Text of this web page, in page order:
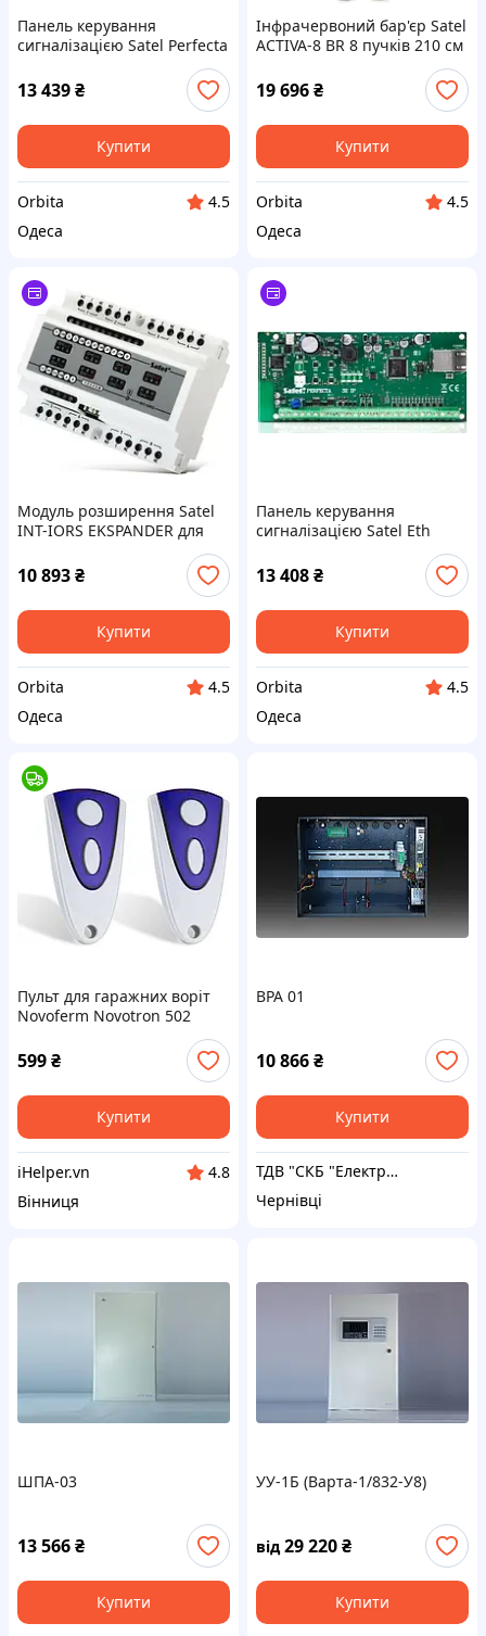
Панель керування
сигналізацією Satel Perfecta
13 439₴
Купити
Orbita
4.5
Одеса
Інфрачервоний бар'єр Satel
ACTIVA-8 BR 8 пучків 210 см
19 696₴
Купити
Orbita
4.5
Одеса
Модуль розширення Satel
INT-IORS EKSPANDER для
10 893₴
Купити
Orbita
4.5
Одеса
Панель керування
сигналізацією Satel Eth
13 408₴
Купити
Orbita
4.5
Одеса
Пульт для гаражних воріт
Novoferm Novotron 502
MAX43-2, 512 MIX43-2 (2 шт)
599₴
Купити
iHelper.vn
4.8
Вінниця
BPA 01
10 866₴
Купити
ТДВ "СКБ "Електронмаш"
Чернівці
ШПА-03
13 566₴
Купити
УУ-1Б (Варта-1/832-У8)
від 29 220₴
Купити